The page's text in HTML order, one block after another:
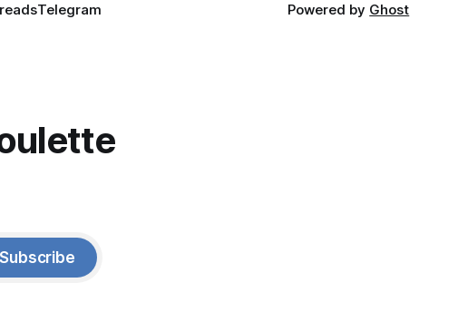
Telegram Powered by Ghost
Subscribe